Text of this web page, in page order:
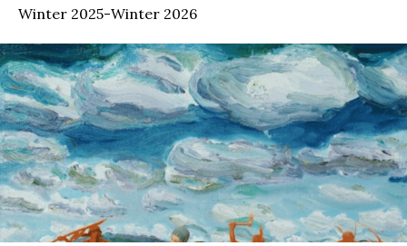
Winter 2025-Winter 2026